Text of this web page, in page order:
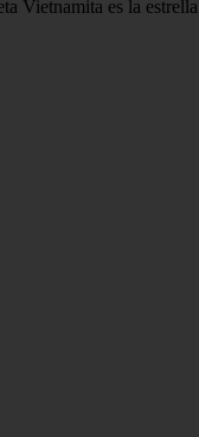
Vietnamita es la